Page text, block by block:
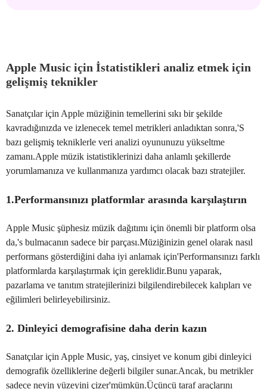
Apple Music için İstatistikleri analiz etmek için
gelişmiş teknikler
Sanatçılar için Apple müziğinin temellerini sıkı bir şekilde
kavradığınızda ve izlenecek temel metrikleri anladıktan sonra,'S
bazı gelişmiş tekniklerle veri analizi oyununuzu yükseltme
zamanı.Apple müzik istatistiklerinizi daha anlamlı şekillerde
yorumlamanıza ve kullanmanıza yardımcı olacak bazı stratejiler.
1.Performansınızı platformlar arasında karşılaştırın
Apple Music şüphesiz müzik dağıtımı için önemli bir platform olsa
da,'s bulmacanın sadece bir parçası.Müziğinizin genel olarak nasıl
performans gösterdiğini daha iyi anlamak için'Performansınızı farklı
platformlarda karşılaştırmak için gereklidir.Bunu yaparak,
pazarlama ve tanıtım stratejilerinizi bilgilendirebilecek kalıpları ve
eğilimleri belirleyebilirsiniz.
2. Dinleyici demografisine daha derin kazın
Sanatçılar için Apple Music, yaş, cinsiyet ve konum gibi dinleyici
demografik özelliklerine değerli bilgiler sunar.Ancak, bu metrikler
sadece neyin yüzeyini çizer'mümkün.Üçüncü taraf araçlarını